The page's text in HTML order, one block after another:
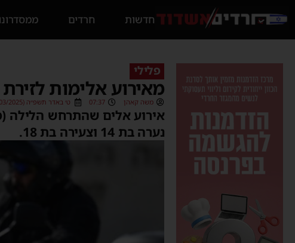
חדשות חרדים
פלילי
מאירוע אלימות
משה קאהן 07:37 ט׳ באדר תשפ״ה (09/03/2025)
אירוע אלים שהתרחש הלילה
נערה בת 14 וצעירה בת 18.